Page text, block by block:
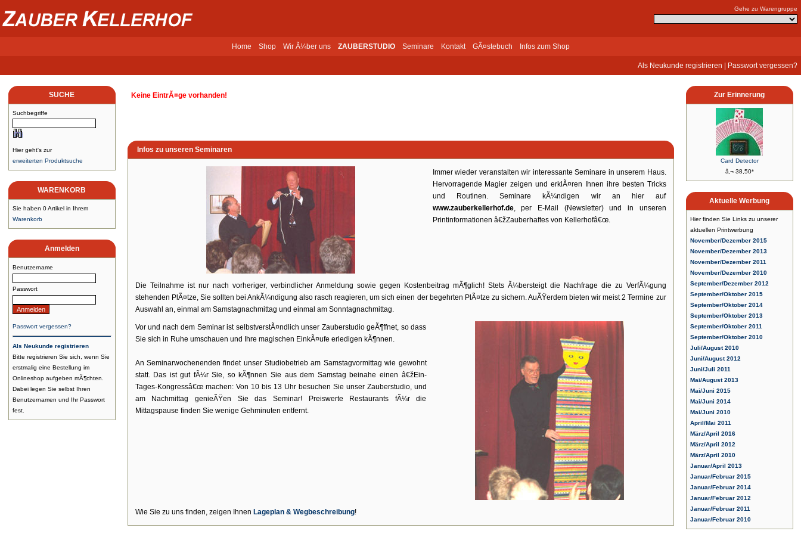
Gehe zu Warengruppe
Home Shop Wir Ã¼ber uns ZAUBERSTUDIO Seminare Kontakt GÃ¤stebuch Infos zum Shop
Als Neukunde registrieren Passwort vergessen?
SUCHE
Suchbegriffe
Hier geht's zur
erweiterten Produktsuche
WARENKORB
Sie haben 0 Artikel in Ihrem
Warenkorb
Anmelden
Benutzername
Passwort
Passwort vergessen?
Als Neukunde registrieren
Bitte registrieren Sie sich, wenn Sie
erstmalig eine Bestellung im
Onlineshop aufgeben mÃ¶chten.
Dabei legen Sie selbst Ihren
Benutzernamen und Ihr Passwort
fest.
Keine EintrÃ¤ge vorhanden!
Infos zu unseren Seminaren
Immer wieder veranstalten wir interessante Seminare in unserem Haus.
Hervorragende Magier zeigen und erklÃ¤ren Ihnen ihre besten Tricks
und Routinen. Seminare kÃ¼ndigen wir an hier auf
www.zauberkellerhof.de, per E-Mail (Newsletter) und in unseren
Printinformationen â€žZauberhaftes von Kellerhofâ€œ.
Die Teilnahme ist nur nach vorheriger, verbindlicher Anmeldung sowie gegen Kostenbeitrag mÃ¶glich! Stets Ã¼bersteigt die Nachfrage die zu VerfÃ¼gung
stehenden PlÃ¤tze, Sie sollten bei AnkÃ¼ndigung also rasch reagieren, um sich einen der begehrten PlÃ¤tze zu sichern. AuÃŸerdem bieten wir meist 2 Termine zur
Auswahl an, einmal am Samstagnachmittag und einmal am Sonntagnachmittag.
Vor und nach dem Seminar ist selbstverstÃ¤ndlich unser Zauberstudio geÃ¶ffnet, so dass
Sie sich in Ruhe umschauen und Ihre magischen EinkÃ¤ufe erledigen kÃ¶nnen.
An Seminarwochenenden findet unser Studiobetrieb am Samstagvormittag wie gewohnt
statt. Das ist gut fÃ¼r Sie, so kÃ¶nnen Sie aus dem Samstag beinahe einen â€žEin-
Tages-Kongressâ€œ machen: Von 10 bis 13 Uhr besuchen Sie unser Zauberstudio, und
am Nachmittag genieÃŸen Sie das Seminar! Preiswerte Restaurants fÃ¼r die
Mittagspause finden Sie wenige Gehminuten entfernt.
Wie Sie zu uns finden, zeigen Ihnen Lageplan & Wegbeschreibung!
Zur Erinnerung
Card Detector
â‚¬ 38,50*
Aktuelle Werbung
Hier finden Sie Links zu unserer
aktuellen Printwerbung
November/Dezember 2015
November/Dezember 2013
November/Dezember 2011
November/Dezember 2010
September/Dezember 2012
September/Oktober 2015
September/Oktober 2014
September/Oktober 2013
September/Oktober 2011
September/Oktober 2010
Juli/August 2010
Juni/August 2012
Juni/Juli 2011
Mai/August 2013
Mai/Juni 2015
Mai/Juni 2014
Mai/Juni 2010
April/Mai 2011
März/April 2016
März/April 2012
März/April 2010
Januar/April 2013
Januar/Februar 2015
Januar/Februar 2014
Januar/Februar 2012
Januar/Februar 2011
Januar/Februar 2010